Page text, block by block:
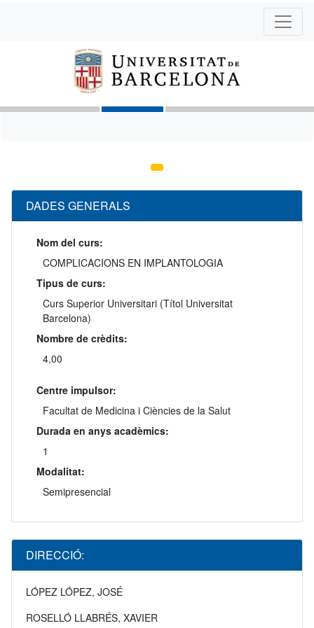
DADES GENERALS
Nom del curs:
COMPLICACIONS EN IMPLANTOLOGIA
Tipus de curs:
Curs Superior Universitari (Títol Universitat
Barcelona)
Nombre de crèdits:
4,00
Centre impulsor:
Facultat de Medicina i Ciències de la Salut
Durada en anys acadèmics:
1
Modalitat:
Semipresencial
DIRECCIÓ:
LÓPEZ LÓPEZ, JOSÉ
ROSELLÓ LLABRÉS, XAVIER